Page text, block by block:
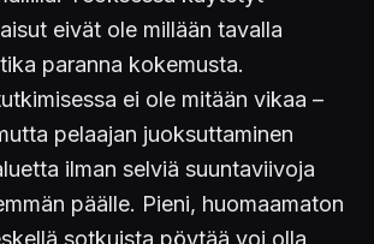
eivät ole millään tavalla
paranna kokemusta.
ei ole mitään vikaa –
pelaajan juoksuttaminen
ilman selviä suuntaviivoja
päälle. Pieni, huomaamaton
sotkuista pöytää voi olla